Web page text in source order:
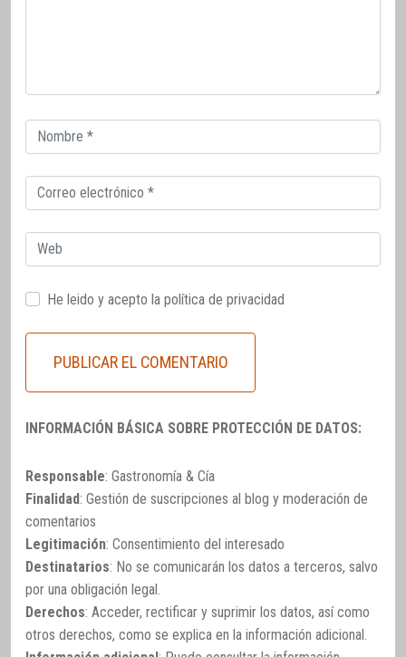
Correo
electrónico
Correo
electrónico
Web
He leido y acepto la política de privacidad
INFORMACIÓN BÁSICA SOBRE PROTECCIÓN DE DATOS:
Responsable: Gastronomía & Cía
Finalidad: Gestión de suscripciones al blog y moderación de
comentarios
Legitimación: Consentimiento del interesado
Destinatarios: No se comunicarán los datos a terceros, salvo
por una obligación legal.
Derechos: Acceder, rectificar y suprimir los datos, así como
otros derechos, como se explica en la información adicional.